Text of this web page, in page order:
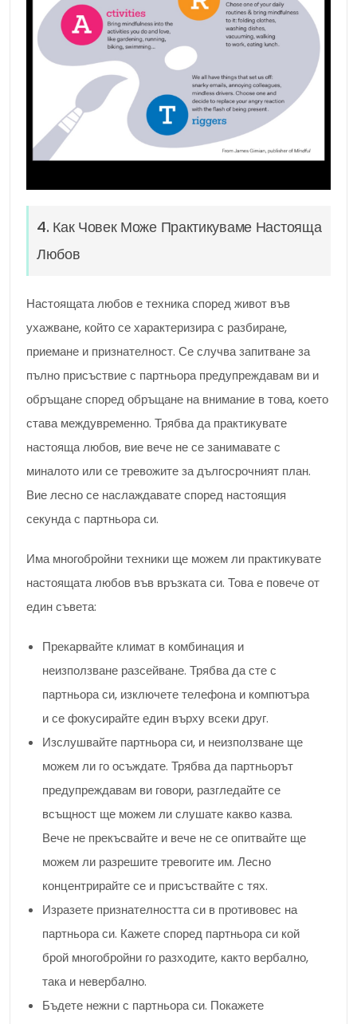
4. Как Човек Може Практикуваме Настояща
Любов
Настоящата любов е техника според живот във
ухажване, който се характеризира с разбиране,
приемане и признателност. Се случва запитване за
пълно присъствие с партньора предупреждавам ви и
обръщане според обръщане на внимание в това, което
става междувременно. Трябва да практикувате
настояща любов, вие вече не се занимавате с
миналото или се тревожите за дългосрочният план.
Вие лесно се наслаждавате според настоящия
секунда с партньора си.
Има многобройни техники ще можем ли практикувате
настоящата любов във връзката си. Това е повече от
един съвета:
Прекарвайте климат в комбинация и
неизползване разсейване. Трябва да сте с
партньора си, изключете телефона и компютъра
и се фокусирайте един върху всеки друг.
Изслушвайте партньора си, и неизползване ще
можем ли го осъждате. Трябва да партньорът
предупреждавам ви говори, разгледайте се
всъщност ще можем ли слушате какво казва.
Вече не прекъсвайте и вече не се опитвайте ще
можем ли разрешите тревогите им. Лесно
концентрирайте се и присъствайте с тях.
Изразете признателността си в противовес на
партньора си. Кажете според партньора си кой
брой многобройни го разходите, както вербално,
така и невербално.
Бъдете нежни с партньора си. Покажете